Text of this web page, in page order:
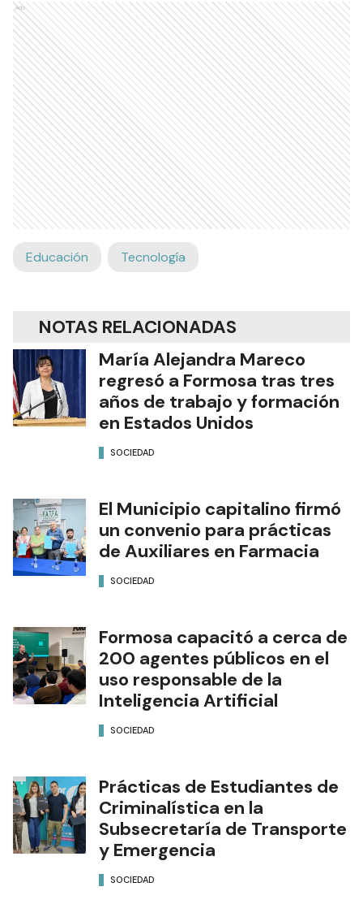
Ads
Educación Tecnología
NOTAS RELACIONADAS
María Alejandra Mareco
regresó a Formosa tras tres
años de trabajo y formación
en Estados Unidos
SOCIEDAD
El Municipio capitalino firmó
un convenio para prácticas
de Auxiliares en Farmacia
SOCIEDAD
Formosa capacitó a cerca de
200 agentes públicos en el
uso responsable de la
Inteligencia Artificial
SOCIEDAD
Prácticas de Estudiantes de
Criminalística en la
Subsecretaría de Transporte
y Emergencia
SOCIEDAD